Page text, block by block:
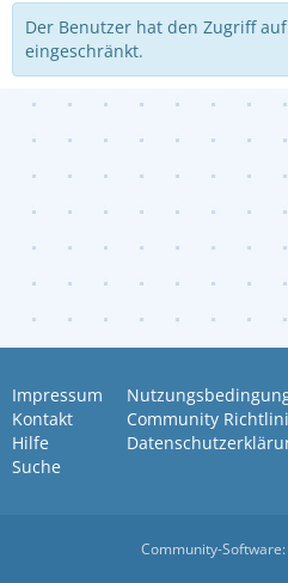
Der Benutzer hat den Zugriff
eingeschränkt.
Impressum
Kontakt
Hilfe
Suche
Community
Community-Software: